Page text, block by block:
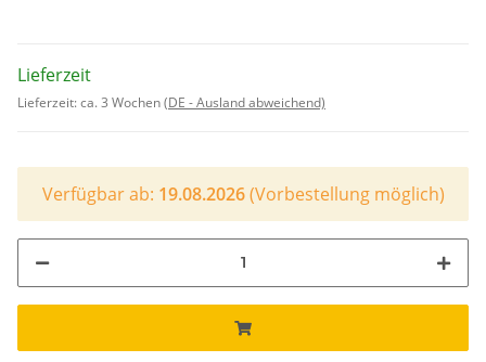
Lieferzeit
Lieferzeit:ca. 3 Wochen(DE - Ausland abweichend)
Verfügbar ab: 19.08.2026(Vorbestellung möglich)